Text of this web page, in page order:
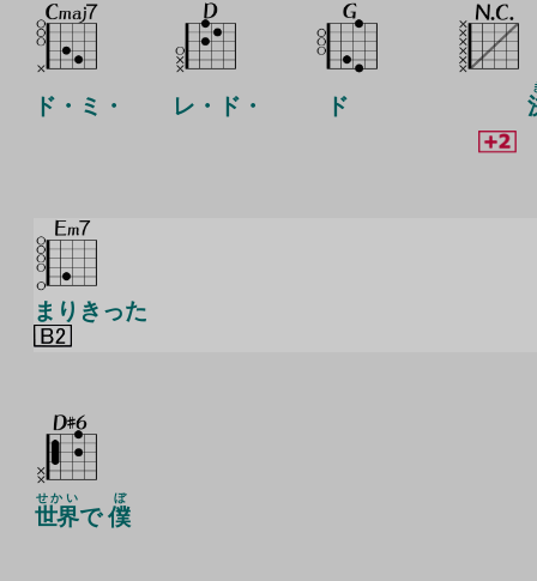
ド・ミ・ レ・ド・ ド
まりきった
世界
せかい
で僕
ぼ